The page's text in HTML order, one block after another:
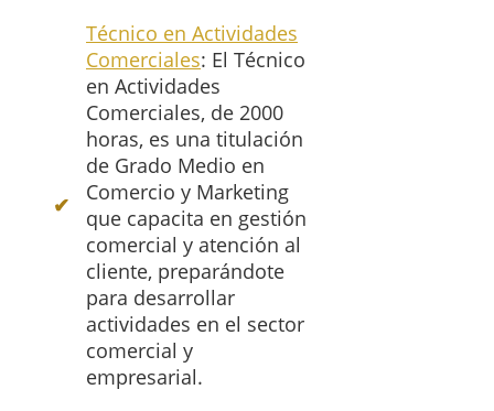
Técnico en Actividades
Comerciales: El Técnico
en Actividades
Comerciales, de 2000
horas, es una titulación
de Grado Medio en
Comercio y Marketing
que capacita en gestión
comercial y atención al
cliente, preparándote
para desarrollar
actividades en el sector
comercial y
empresarial.